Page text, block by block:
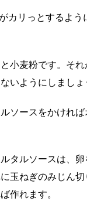
カリっとするよ
小麦粉です。そ
いようにしま しょ
ソースをかければ
タルソースは、
玉ねぎのみじん
作れます。